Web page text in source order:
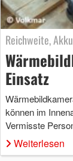
Reichweite,
Einsatz
können im
Vermisste
Weiterlesen